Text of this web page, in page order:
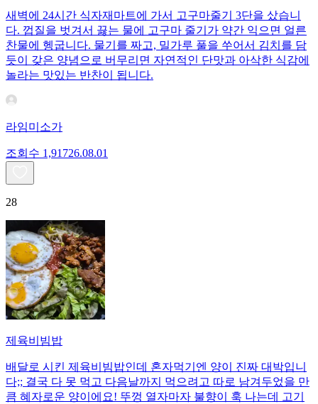
새벽에 24시간 식자재마트에 가서 고구마줄기 3단을 샀습니
다. 껍질을 벗겨서 끓는 물에 고구마 줄기가 약간 익으면 얼른
찬물에 헹굽니다. 물기를 짜고, 밀가루 풀을 쑤어서 김치를 담
듯이 갖은 양념으로 버무리면 자연적인 단맛과 아삭한 식감에
놀라는 맛있는 반찬이 됩니다.
라임미소가
조회수 1,91726.08.01
28
제육비빔밥
배달로 시킨 제육비빔밥인데 혼자먹기엔 양이 진짜 대박입니
다;; 결국 다 못 먹고 다음날까지 먹으려고 따로 남겨두었을 만
큼 혜자로운 양이에요! 뚜껑 열자마자 불향이 훅 나는데 고기